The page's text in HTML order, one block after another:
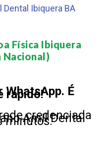
Dental Ibiquera BA
Física Ibiquera
WhatsApp. É
rápido!
credenciada
Amil Dental
minutos.